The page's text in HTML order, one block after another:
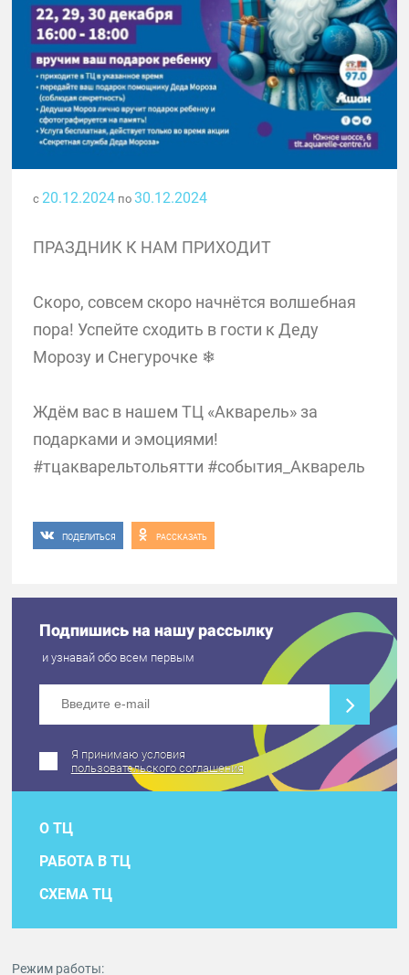
с 20.12.2024по 30.12.2024
ПРАЗДНИК К НАМ ПРИХОДИТ
Скоро, совсем скоро начнётся волшебная
пора! Успейте сходить в гости к Деду
Морозу и Снегурочке ❄
Ждём вас в нашем ТЦ «Акварель» за
подарками и эмоциями!
#тцакварельтольятти #события_Акварель
ПОДЕЛИТЬСЯ РАССКАЗАТЬ
Подпишись на нашу рассылку
и узнавай обо всем первым
Я принимаю условия
пользовательского соглашения
О ТЦ
РАБОТА В ТЦ
СХЕМА ТЦ
Режим работы: